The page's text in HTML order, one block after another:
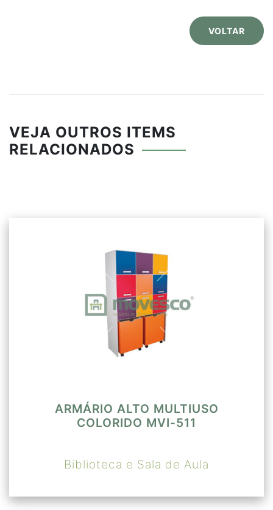
VOLTAR
VEJA OUTROS ITEMS
RELACIONADOS
ARMÁRIO ALTO MULTIUSO
COLORIDO MVI-511
Biblioteca e Sala de Aula